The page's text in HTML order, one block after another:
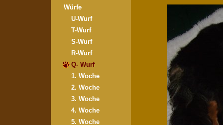
Würfe
U-Wurf
T-Wurf
S-Wurf
R-Wurf
Q- Wurf
1. Woche
2. Woche
3. Woche
4. Woche
5. Woche